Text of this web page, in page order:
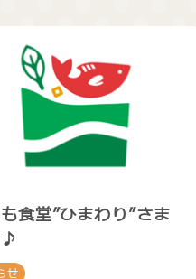
食堂”ひまわり”さま
♪
せ